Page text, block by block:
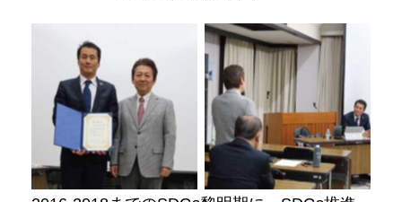
No Caption No Caption